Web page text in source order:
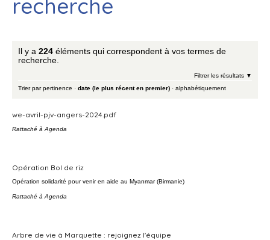
recherche
Il y a 224 éléments qui correspondent à vos termes de
recherche.
Filtrer les résultats
Trier par pertinence · date (le plus récent en premier) · alphabétiquement
we-avril-pjv-angers-2024.pdf
Rattaché à Agenda
Opération Bol de riz
Opération solidarité pour venir en aide au Myanmar (Birmanie)
Rattaché à Agenda
Arbre de vie à Marquette : rejoignez l'équipe